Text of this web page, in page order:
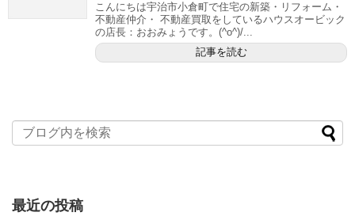
こんにちは宇治市小倉町で住宅の新築・リフォーム・
不動産仲介・ 不動産買取をしているハウスオービック
の店長：おおみょうです。(^o^)/...
記事を読む
最近の投稿